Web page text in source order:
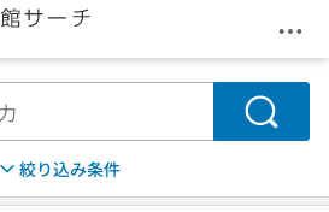
メ
検索
絞り込み条件